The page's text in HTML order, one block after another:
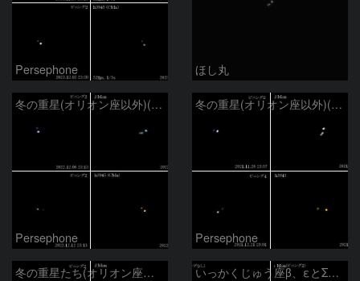
Persephone ほし丸
冬の重星(オリオン座以外)(2022年)
Persephone
冬の重星(オリオン座以外)(2021年)
Persephone
冬の重星たち(オリオン座以外) いっかくじゅう座β、εとΣ855